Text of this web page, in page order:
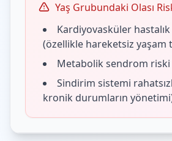
Yaş Grubundaki Olası
Kardiyovasküler
(özellikle hareketsiz yaşam
Metabolik sendrom riski
Sindirim sistemi
kronik durumların